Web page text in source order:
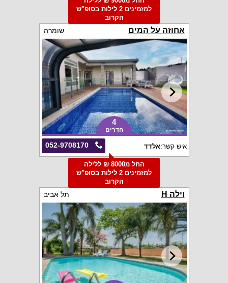
למזמינים 2 לילות בסופ"ש
הקרוב
אחוזה על המים שומרה
4
חדרים
052-9708170 איש קשר:אלדד
החל מ8000 ₪ ללילה
למזמינים 2 לילות בסופ"ש
הקרוב
וילה H תל אביב